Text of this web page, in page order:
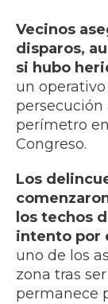
Vecinos
disparos,
si hubo
un
persecución
perímetro
Congreso.
Los
los techos
intento por
uno de los
zona tras
permanece